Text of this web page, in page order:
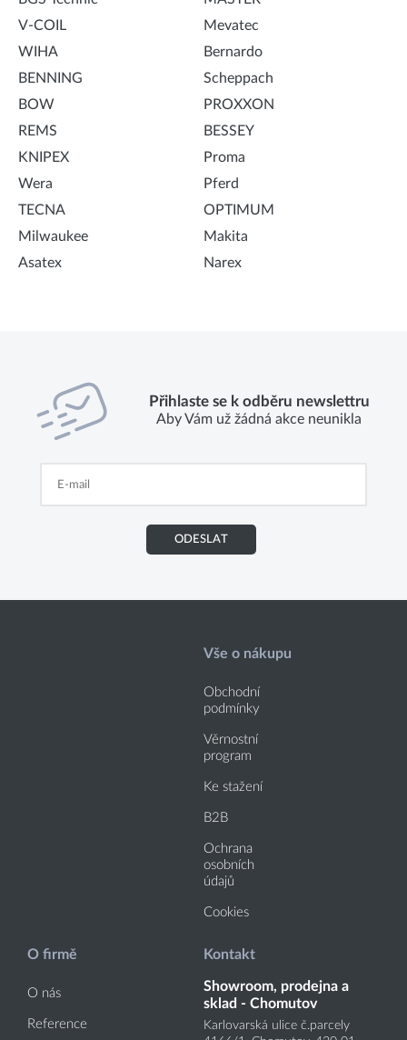
V-COIL
Mevatec
WIHA
Bernardo
BENNING
Scheppach
BOW
PROXXON
REMS
BESSEY
KNIPEX
Proma
Wera
Pferd
TECNA
OPTIMUM
Milwaukee
Makita
Asatex
Narex
Přihlaste se k odběru newslettru
Aby Vám už žádná akce neunikla
ODESLAT
Vše o nákupu
Obchodní
podmínky
Věrnostní
program
Ke stažení
B2B
Ochrana
osobních
údajů
Cookies
O firmě
O nás
Reference
Kontakt
Showroom, prodejna a
sklad - Chomutov
Karlovarská ulice č.parcely